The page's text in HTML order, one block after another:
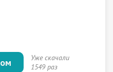
Уже скачали
1549 раз